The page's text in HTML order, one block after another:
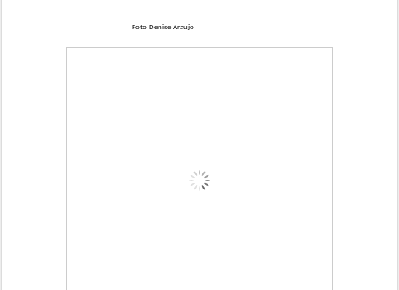
Foto Denise Araujo